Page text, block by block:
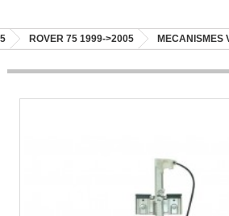
ROVER 75 1999->2005 MECANISMES